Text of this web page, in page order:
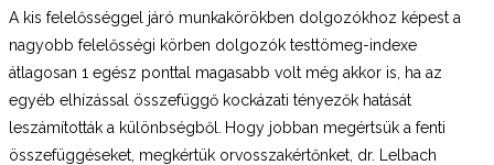
A kis felelősséggel járó munkakörökben dolgozókhoz képest a
nagyobb felelősségi körben dolgozók testtömeg-indexe
átlagosan 1 egész ponttal magasabb volt még akkor is, ha az
egyéb elhízással összefüggő kockázati tényezők hatását
leszámították a különbségből. Hogy jobban megértsük a fenti
összefüggéseket, megkértük orvosszakértőnket, dr. Lelbach